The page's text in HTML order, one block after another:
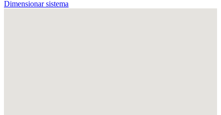
Dimensionar sistema